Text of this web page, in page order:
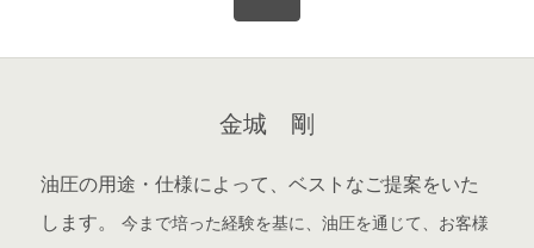
金城 剛
油圧の用途・仕様によって、ベストなご提案をいた
します。
今まで培った経験を基に、油圧を通じて、お客様